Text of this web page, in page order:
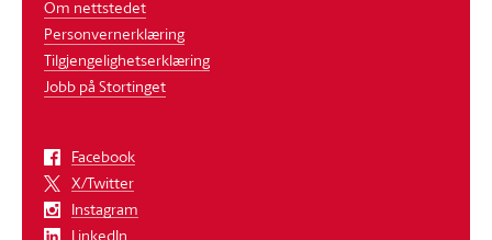
Om nettstedet
Personvernerklæring
Tilgjengelighetserklæring
Jobb på Stortinget
Facebook
X/Twitter
Instagram
LinkedIn